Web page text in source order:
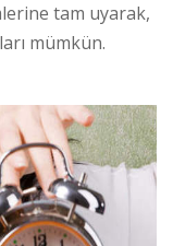
tam uyarak,
mümkün.